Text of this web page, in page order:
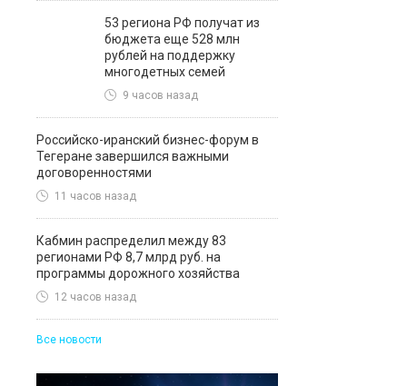
53 региона РФ получат из
бюджета еще 528 млн
рублей на поддержку
многодетных семей
9 часов назад
Российско-иранский бизнес-форум в
Тегеране завершился важными
договоренностями
11 часов назад
Кабмин распределил между 83
регионами РФ 8,7 млрд руб. на
программы дорожного хозяйства
12 часов назад
Все новости